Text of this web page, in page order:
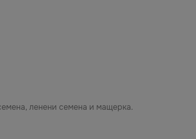
ленени семена и мащерка.